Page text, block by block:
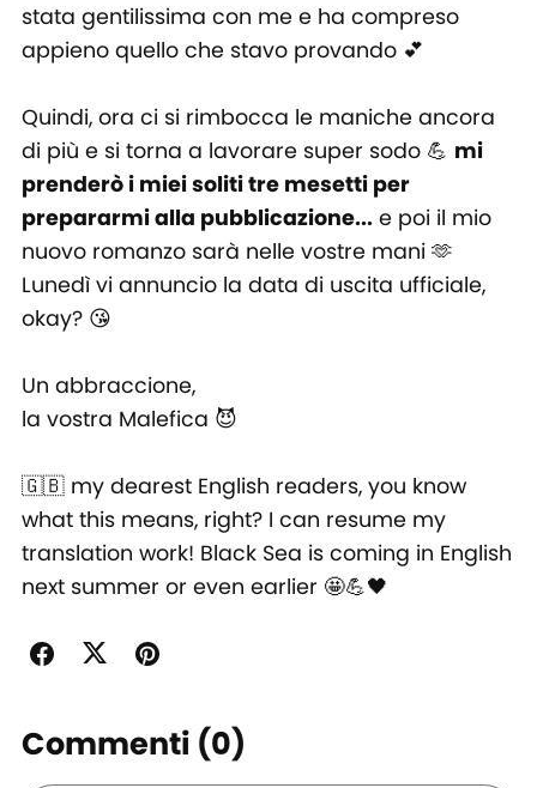
stata gentilissima con me e ha compreso
appieno quello che stavo provando 💕
Quindi, ora ci si rimbocca le maniche ancora
di più e si torna a lavorare super sodo 💪 mi
prenderò i miei soliti tre mesetti per
prepararmi alla pubblicazione...e poi il mio
nuovo romanzo sarà nelle vostre mani 🫶
Lunedì vi annuncio la data di uscita ufficiale,
okay? 😘
Un abbraccione,
la vostra Malefica 😈
🇬🇧 my dearest English readers, you know
what this means, right? I can resume my
translation work! Black Sea is coming in English
next summer or even earlier 🤩💪🖤
Commenti (0)